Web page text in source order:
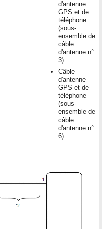
d'antenne
GPS et de
téléphone
(sous-
ensemble de
câble
d'antenne n°
3)
Câble
d'antenne
GPS et de
téléphone
(sous-
ensemble de
câble
d'antenne n°
6)